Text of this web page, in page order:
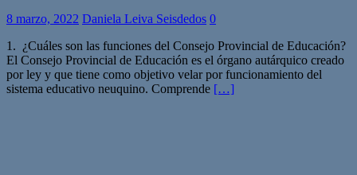
8 marzo, 2022 Daniela Leiva Seisdedos 0
1. ¿Cuáles son las funciones del Consejo Provincial de Educación?
El Consejo Provincial de Educación es el órgano autárquico creado
por ley y que tiene como objetivo velar por funcionamiento del
sistema educativo neuquino. Comprende […]